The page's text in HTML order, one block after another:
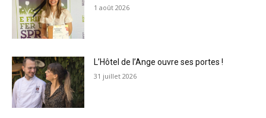
1 août 2026
L’Hôtel de l’Ange ouvre ses portes !
31 juillet 2026